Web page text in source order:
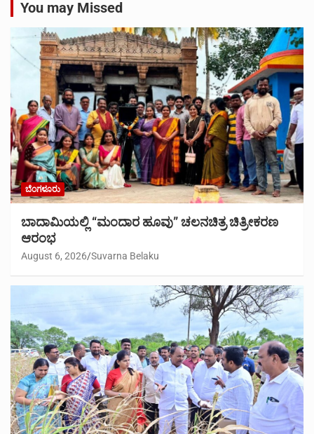
You may Missed
ಬೆಂಗಳೂರು
ಬಾದಾಮಿಯಲ್ಲಿ “ಮಂದಾರ ಹೂವು” ಚಲನಚಿತ್ರ ಚಿತ್ರೀಕರಣ
ಆರಂಭ
August 6, 2026 Suvarna Belaku